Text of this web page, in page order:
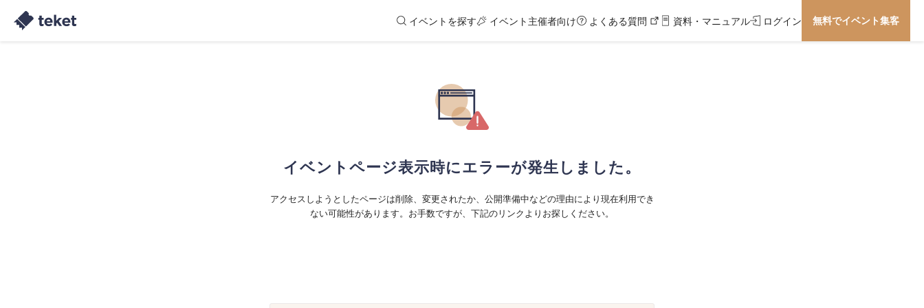
イベントを探す イベント主催者向け よくある質問 資料・マニュアル ログイン 無料でイベント集客
イベントページ表示時にエラーが発生しました。
アクセスしようとしたページは削除、変更されたか、公開準備中などの理由により現在利用でき
ない可能性があります。お手数ですが、下記のリンクよりお探しください。